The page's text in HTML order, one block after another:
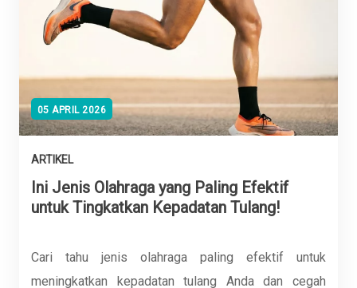
05 APRIL 2026
ARTIKEL
Ini Jenis Olahraga yang Paling Efektif
untuk Tingkatkan Kepadatan Tulang!
Cari tahu jenis olahraga paling efektif untuk
meningkatkan kepadatan tulang Anda dan cegah